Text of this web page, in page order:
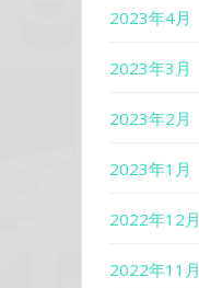
2023年4月
2023年3月
2023年2月
2023年1月
2022年12月
2022年11月